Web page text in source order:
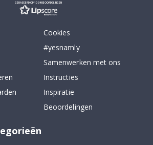
GEBASEERD OP 1034 BEOORDELINGEN
Cookies
#yesnamly
Samenwerken met ons
Instructies
Inspiratie
Beoordelingen